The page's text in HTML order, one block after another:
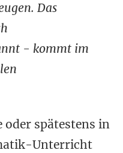
Das
- kommt im
oder spätestens in
Unterricht